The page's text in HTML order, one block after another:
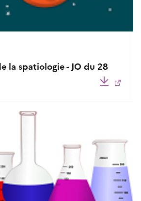
la spatiologie - JO du 28